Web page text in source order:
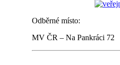
Odběrné místo:
MV ČR – Na Pankráci 72